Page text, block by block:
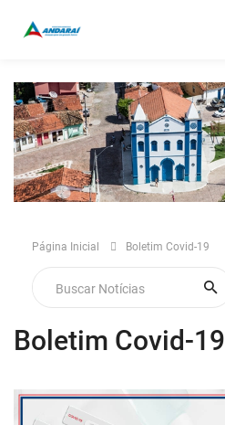
Página Inicial Boletim Covid-19
Boletim Covid-19